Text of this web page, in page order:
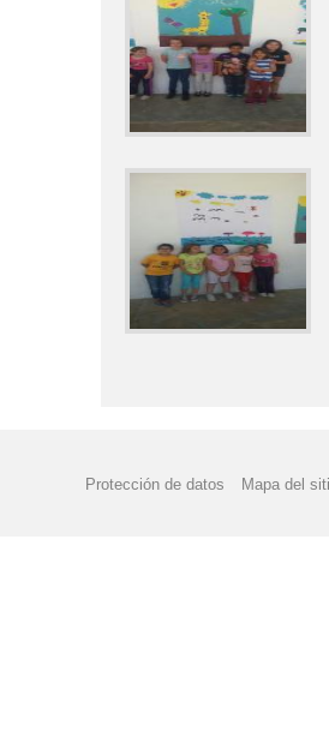
Protección de datos Mapa del